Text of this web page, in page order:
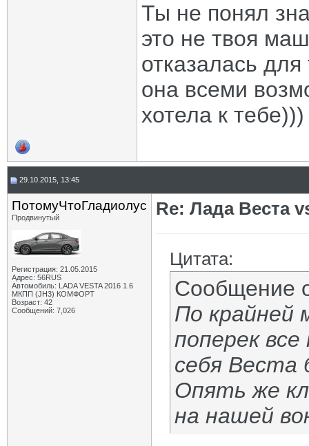
Ты не понял
это не твоя
отказалась
она всеми
хотела к тебе)))
29.10.2015, 13:45
ПотомуЧтоГладиолус
Продвинутый
Регистрация: 21.05.2015
Адрес: 56RUS
Автомобиль: LADA VESTA 2016 1.6
МКПП (JH3) КОМФОРТ
Возраст: 42
Сообщений: 7,026
Re: Лада Веста
Цитата:
Сообщение
По крайней
поперек
себя Веста
Опять же
на нашей